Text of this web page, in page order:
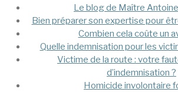
Mega MenuLe blog de Maître
Bien préparer son expertise pour
Combien cela coûte un
Quelle indemnisation pour les
Victime de la route : votre
d’indemnisation ?
Homicide involontaire